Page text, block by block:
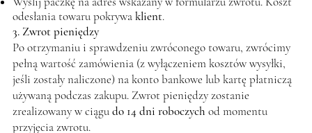
odesłania towaru pokrywaklient.
3. Zwrot pieniędzy
Po otrzymaniu i sprawdzeniu zwróconego towaru, zwrócimy
pełną wartość zamówienia (z wyłączeniem kosztów wysyłki,
jeśli zostały naliczone) na konto bankowe lub kartę płatniczą
używaną podczas zakupu. Zwrot pieniędzy zostanie
zrealizowany w ciągudo 14 dni roboczych od momentu
przyjęcia zwrotu.